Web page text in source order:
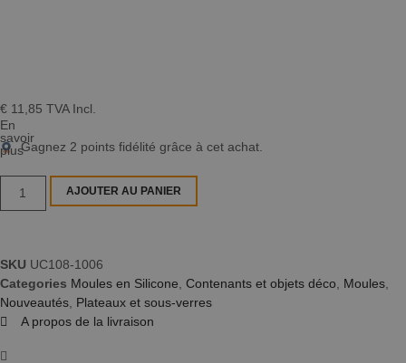
€ 11,85 TVA Incl.
En
savoir
plusGagnez 2 points fidélité grâce à cet achat.
AJOUTER AU PANIER
SKU UC108-1006
Categories Moules en Silicone Contenants et objets déco Moules
Nouveautés Plateaux et sous-verres
A propos de la livraison